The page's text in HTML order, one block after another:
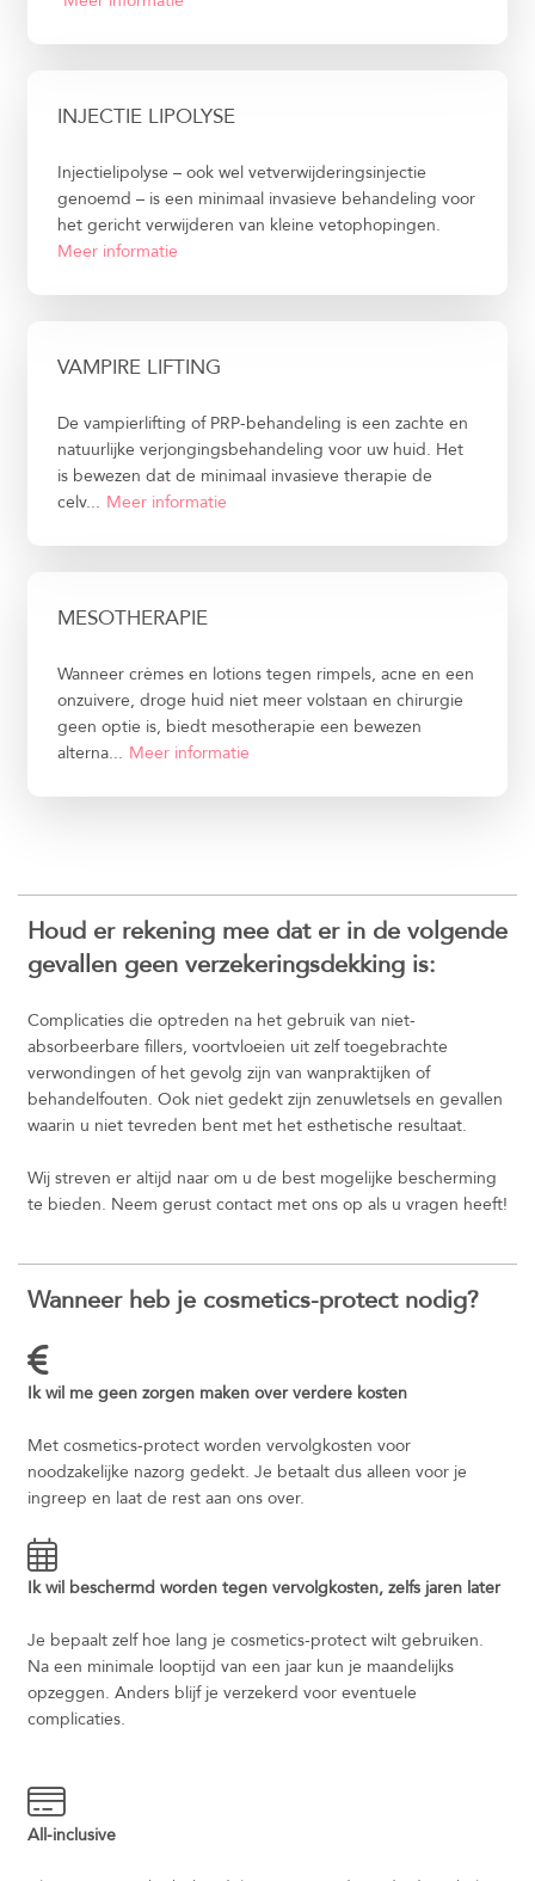
INJECTIE LIPOLYSE
Injectielipolyse – ook wel vetverwijderingsinjectie
genoemd – is een minimaal invasieve behandeling voor
het gericht verwijderen van kleine vetophopingen.
Meer informatie
VAMPIRE LIFTING
De vampierlifting of PRP-behandeling is een zachte en
natuurlijke verjongingsbehandeling voor uw huid. Het
is bewezen dat de minimaal invasieve therapie de
celv... Meer informatie
MESOTHERAPIE
Wanneer crèmes en lotions tegen rimpels, acne en een
onzuivere, droge huid niet meer volstaan en chirurgie
geen optie is, biedt mesotherapie een bewezen
alterna... Meer informatie
Houd er rekening mee dat er in de volgende
gevallen geen verzekeringsdekking is:
Complicaties die optreden na het gebruik van niet-
absorbeerbare fillers, voortvloeien uit zelf toegebrachte
verwondingen of het gevolg zijn van wanpraktijken of
behandelfouten. Ook niet gedekt zijn zenuwletsels en gevallen
waarin u niet tevreden bent met het esthetische resultaat.
Wij streven er altijd naar om u de best mogelijke bescherming
te bieden. Neem gerust contact met ons op als u vragen heeft!
Wanneer heb je cosmetics-protect nodig?
Ik wil me geen zorgen maken over verdere kosten
Met cosmetics-protect worden vervolgkosten voor
noodzakelijke nazorg gedekt. Je betaalt dus alleen voor je
ingreep en laat de rest aan ons over.
Ik wil beschermd worden tegen vervolgkosten, zelfs jaren later
Je bepaalt zelf hoe lang je cosmetics-protect wilt gebruiken.
Na een minimale looptijd van een jaar kun je maandelijks
opzeggen. Anders blijf je verzekerd voor eventuele
complicaties.
All-inclusive